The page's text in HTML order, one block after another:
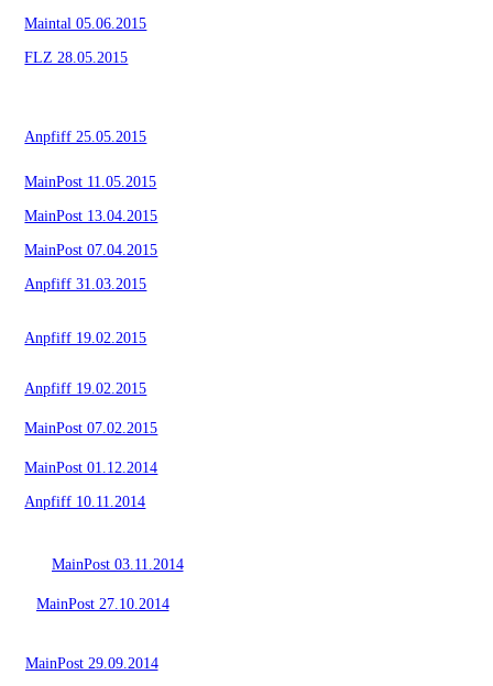
Maintal 05.06.2015
FLZ 28.05.2015
Anpfiff 25.05.2015
MainPost 11.05.2015
MainPost 13.04.2015
MainPost 07.04.2015
Anpfiff 31.03.2015
Anpfiff 19.02.2015
Anpfiff 19.02.2015
MainPost 07.02.2015
MainPost 01.12.2014
Anpfiff 10.11.2014
MainPost 03.11.2014
MainPost 27.10.2014
MainPost 29.09.2014